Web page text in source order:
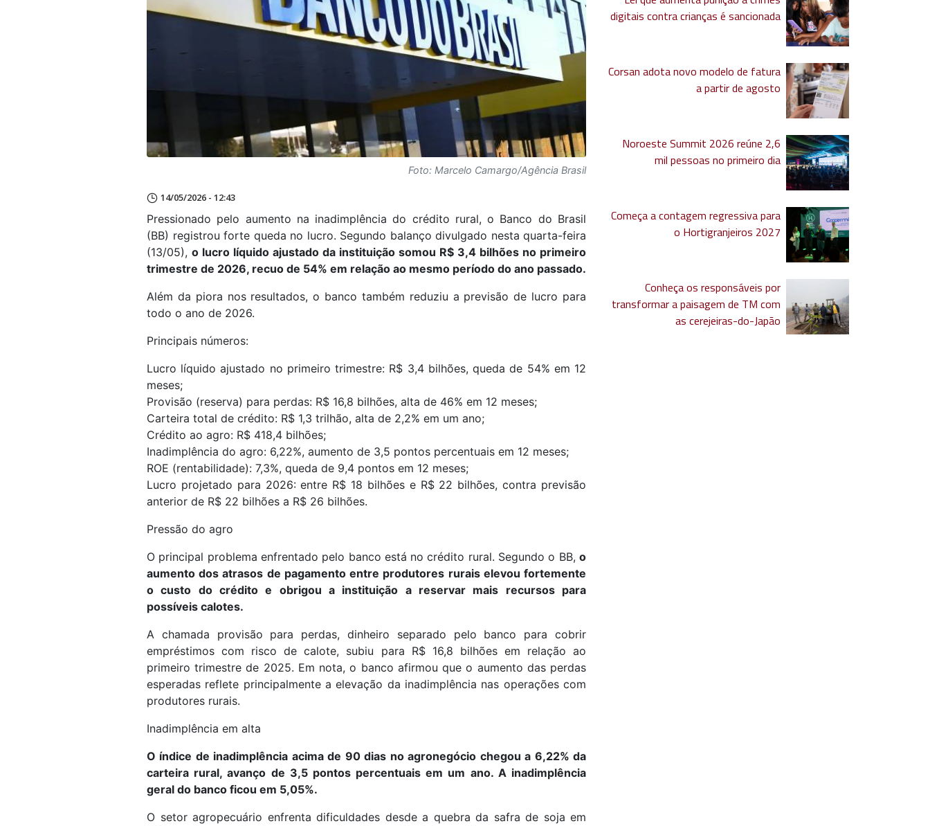
Foto: Marcelo Camargo/Agência Brasil
14/05/2026 - 12:43
Pressionado pelo aumento na inadimplência do crédito rural, o Banco do Brasil
(BB) registrou forte queda no lucro. Segundo balanço divulgado nesta quarta-feira
(13/05), o lucro líquido ajustado da instituição somou R$ 3,4 bilhões no primeiro
trimestre de 2026, recuo de 54% em relação ao mesmo período do ano passado.
Além da piora nos resultados, o banco também reduziu a previsão de lucro para
todo o ano de 2026.
Principais números:
Lucro líquido ajustado no primeiro trimestre: R$ 3,4 bilhões, queda de 54% em 12
meses;
Provisão (reserva) para perdas: R$ 16,8 bilhões, alta de 46% em 12 meses;
Carteira total de crédito: R$ 1,3 trilhão, alta de 2,2% em um ano;
Crédito ao agro: R$ 418,4 bilhões;
Inadimplência do agro: 6,22%, aumento de 3,5 pontos percentuais em 12 meses;
ROE (rentabilidade): 7,3%, queda de 9,4 pontos em 12 meses;
Lucro projetado para 2026: entre R$ 18 bilhões e R$ 22 bilhões, contra previsão
anterior de R$ 22 bilhões a R$ 26 bilhões.
Pressão do agro
O principal problema enfrentado pelo banco está no crédito rural. Segundo o BB, o
aumento dos atrasos de pagamento entre produtores rurais elevou fortemente
o custo do crédito e obrigou a instituição a reservar mais recursos para
possíveis calotes.
A chamada provisão para perdas, dinheiro separado pelo banco para cobrir
empréstimos com risco de calote, subiu para R$ 16,8 bilhões em relação ao
primeiro trimestre de 2025. Em nota, o banco afirmou que o aumento das perdas
esperadas reflete principalmente a elevação da inadimplência nas operações com
produtores rurais.
Inadimplência em alta
O índice de inadimplência acima de 90 dias no agronegócio chegou a 6,22% da
carteira rural, avanço de 3,5 pontos percentuais em um ano. A inadimplência
geral do banco ficou em 5,05%.
O setor agropecuário enfrenta dificuldades desde a quebra da safra de soja em
digitais contra crianças é sancionada
Corsan adota novo modelo de fatura
a partir de agosto
Noroeste Summit 2026 reúne 2,6
mil pessoas no primeiro dia
Começa a contagem regressiva para
o Hortigranjeiros 2027
Conheça os responsáveis por
transformar a paisagem de TM com
as cerejeiras-do-Japão